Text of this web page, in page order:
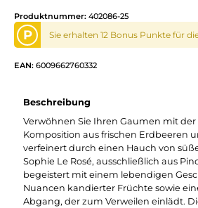
Produktnummer: 402086-25
P Sie erhalten 12 Bonus Punkte für
EAN: 6009662760332
Beschreibung
Verwöhnen Sie Ihren Gaumen mit
Komposition aus frischen Erdbeeren
verfeinert durch einen Hauch von
Sophie Le Rosé, ausschließlich aus
begeistert mit einem lebendigen
Nuancen kandierter Früchte sowie
Abgang, der zum Verweilen einlädt.